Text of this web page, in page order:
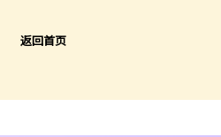
返回首页